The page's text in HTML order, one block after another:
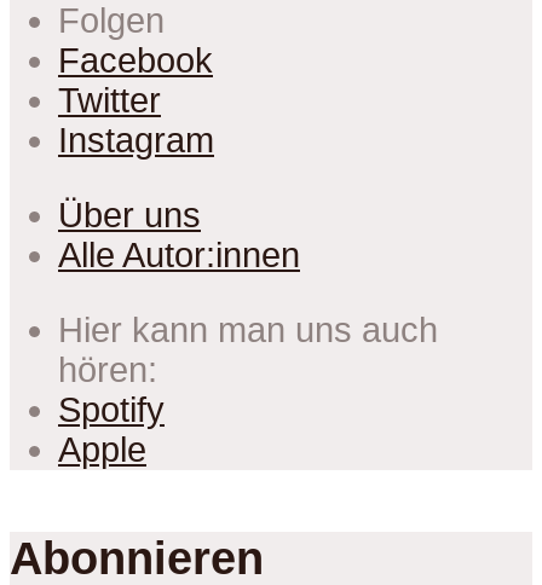
Folgen
Facebook
Twitter
Instagram
Über uns
Alle Autor:innen
Hier kann man uns auch
hören:
Spotify
Apple
Abonnieren